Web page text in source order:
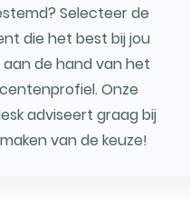
Selecteer de
die het best bij jou
de hand van het
Onze
adviseert graag bij
van de keuze!